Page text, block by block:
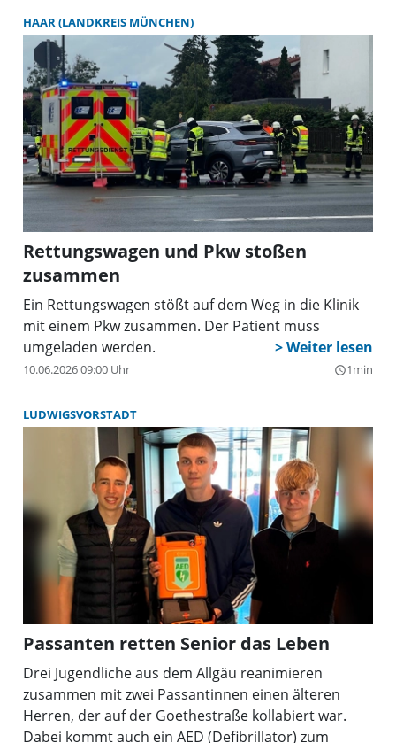
HAAR (LANDKREIS MÜNCHEN)
Rettungswagen und Pkw stoßen
zusammen
Ein Rettungswagen stößt auf dem Weg in die Klinik
mit einem Pkw zusammen. Der Patient muss
umgeladen werden.
10.06.2026 09:00 Uhr query_builder1min
LUDWIGSVORSTADT
Passanten retten Senior das Leben
Drei Jugendliche aus dem Allgäu reanimieren
zusammen mit zwei Passantinnen einen älteren
Herren, der auf der Goethestraße kollabiert war.
Dabei kommt auch ein AED (Defibrillator) zum